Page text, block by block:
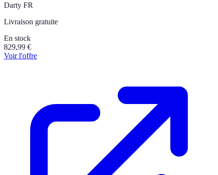
Darty FR
Livraison gratuite
En stock
829,99 €
Voir l'offre